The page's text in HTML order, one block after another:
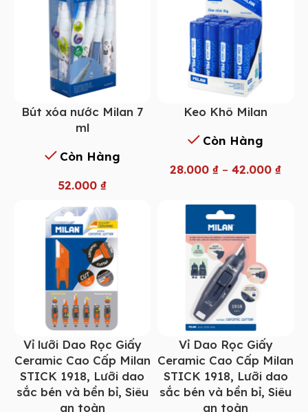
Bút xóa nước Milan 7
ml
Còn Hàng
52.000 ₫
Keo Khô Milan
Còn Hàng
28.000₫ –42.000₫
Vỉ lưỡi Dao Rọc Giấy
Ceramic Cao Cấp Milan
STICK 1918, Lưỡi dao
sắc bén và bền bỉ, Siêu
an toàn
Vỉ Dao Rọc Giấy
Ceramic Cao Cấp Milan
STICK 1918, Lưỡi dao
sắc bén và bền bỉ, Siêu
an toàn